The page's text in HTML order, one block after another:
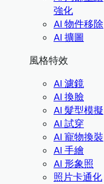
強化
AI 物件移除
AI 擴圖
風格特效
AI 濾鏡
AI 換臉
AI 髮型模擬
AI 試穿
AI 寵物換裝
AI 手繪
AI 形象照
照片卡通化